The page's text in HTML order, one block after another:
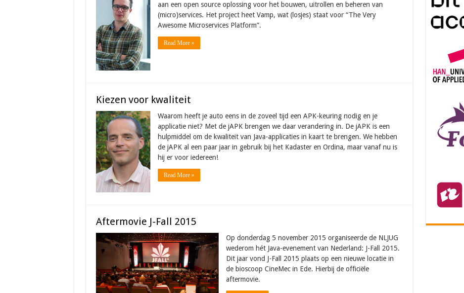
aan een open source oplossing voor het bouwen, uitrollen en beheren van
(micro)services. Het project heet Vamp, wat (losjes) staat voor “The Very
Awesome Microservices Platform”.
Read More »
Kiezen voor kwaliteit
Waarom heeft je auto eens in de zoveel tijd een APK-keuring nodig en je
applicatie niet? Met de jAPK brengen we daar verandering in. De jAPK is een
hulpmiddel om de kwaliteit van Java-applicaties in kaart te brengen. We hebben
de jAPK al een paar jaar in gebruik bij het Kadaster en Ordina, maar vanaf nu is
hij er voor iedereen!
Read More »
Aftermovie J-Fall 2015
Op donderdag 5 november 2015 organiseerde de NLJUG
wederom hét Java-evenement van Nederland: J-Fall 2015.
Dit jaar vond J-Fall 2015 plaats op een nieuwe locatie in
de bioscoop CineMec in Ede. Hierbij de officiële
aftermovie.